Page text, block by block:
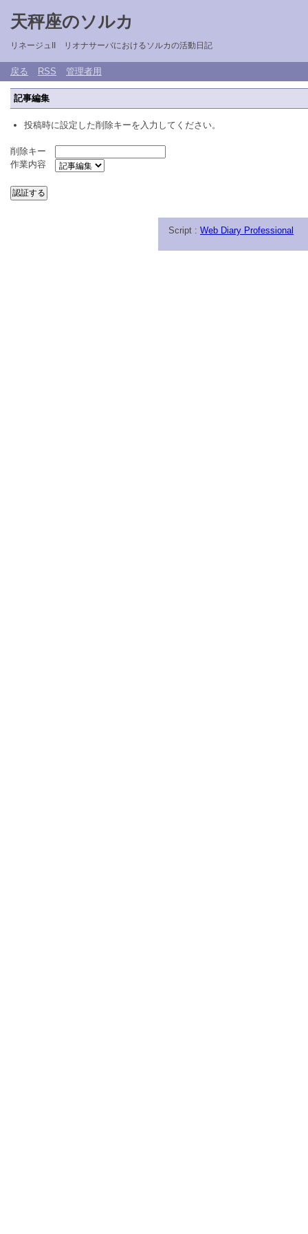
天秤座のソルカ
リネージュII リオナサーバにおけるソルカの活動日記
戻る RSS 管理者用
記事編集
投稿時に設定した削除キーを入力してください。
削除キー
作業内容
Script : Web Diary Professional